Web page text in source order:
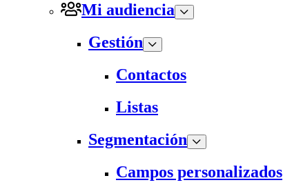
Mi audiencia
Gestión
Contactos
Listas
Segmentación
Campos personalizados